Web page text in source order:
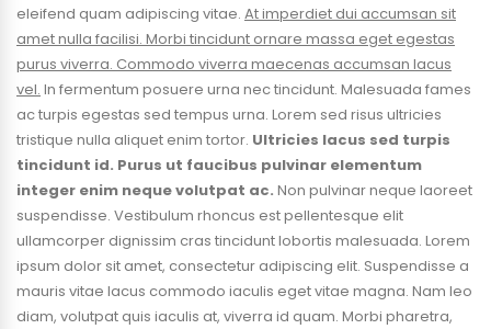
eleifend quam adipiscing vitae. At imperdiet dui accumsan sit
amet nulla facilisi. Morbi tincidunt ornare massa eget egestas
purus viverra. Commodo viverra maecenas accumsan lacus
vel. In fermentum posuere urna nec tincidunt. Malesuada fames
ac turpis egestas sed tempus urna. Lorem sed risus ultricies
tristique nulla aliquet enim tortor. Ultricies lacus sed turpis
tincidunt id. Purus ut faucibus pulvinar elementum
integer enim neque volutpat ac. Non pulvinar neque laoreet
suspendisse. Vestibulum rhoncus est pellentesque elit
ullamcorper dignissim cras tincidunt lobortis malesuada. Lorem
ipsum dolor sit amet, consectetur adipiscing elit. Suspendisse a
mauris vitae lacus commodo iaculis eget vitae magna. Nam leo
diam, volutpat quis iaculis at, viverra id quam. Morbi pharetra,